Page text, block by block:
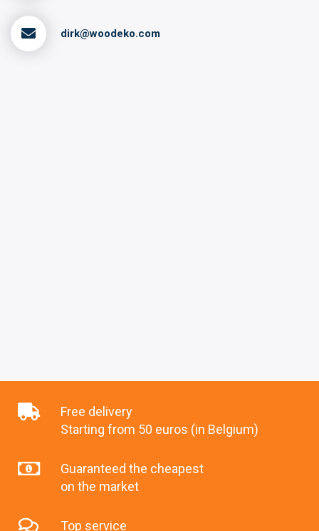
dirk@woodeko.com
Free delivery
Starting from 50 euros (in Belgium)
Guaranteed the cheapest
on the market
Top service